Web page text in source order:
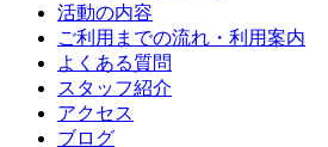
活動の内容
ご利用までの流れ・利用案内
よくある質問
スタッフ紹介
アクセス
ブログ